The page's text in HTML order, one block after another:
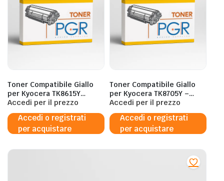
Toner Compatibile Giallo
per Kyocera TK8615Y
24.000 Pagine al 5%
Accedi per il prezzo
Accedi o registrati
per acquistare
Toner Compatibile Giallo
per Kyocera TK8705Y –
30.000 Pagine al 5%
Accedi per il prezzo
Accedi o registrati
per acquistare